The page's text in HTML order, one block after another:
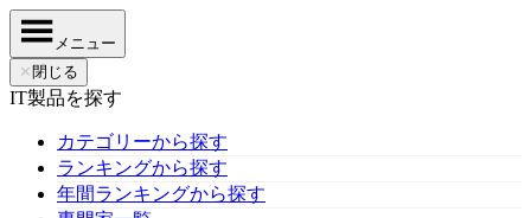
メニュー
✕ 閉じる
IT製品を探す
カテゴリーから探す
ランキングから探す
年間ランキングから探す